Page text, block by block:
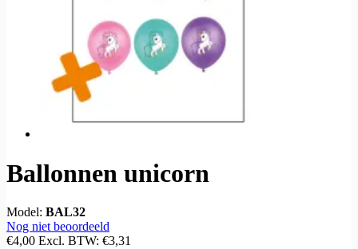
Ballonnen unicorn
Model: BAL32
Nog niet beoordeeld
€4,00 Excl. BTW: €3,31